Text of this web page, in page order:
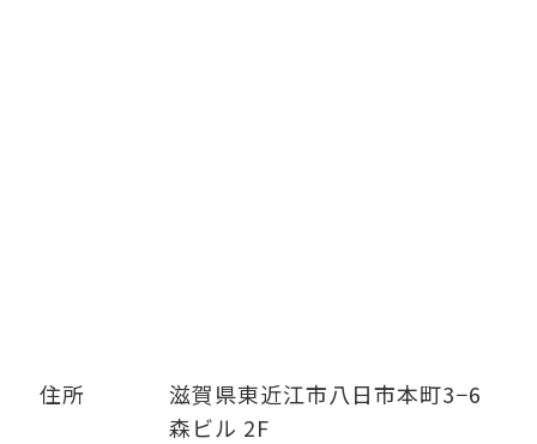
住所
滋賀県東近江市八日市本町3−6
森ビル 2F